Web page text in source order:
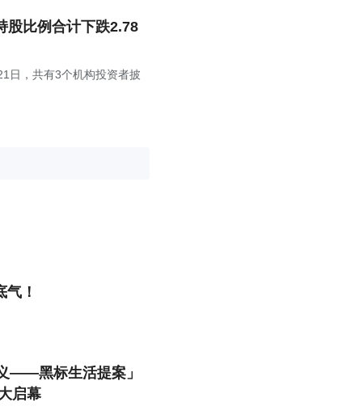
股比例合计下跌2.78
日，共有3个机构投资者披
！
——黑标生活提案」
启幕